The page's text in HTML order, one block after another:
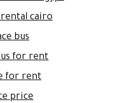
cairo
bus
for rent
for rent
price